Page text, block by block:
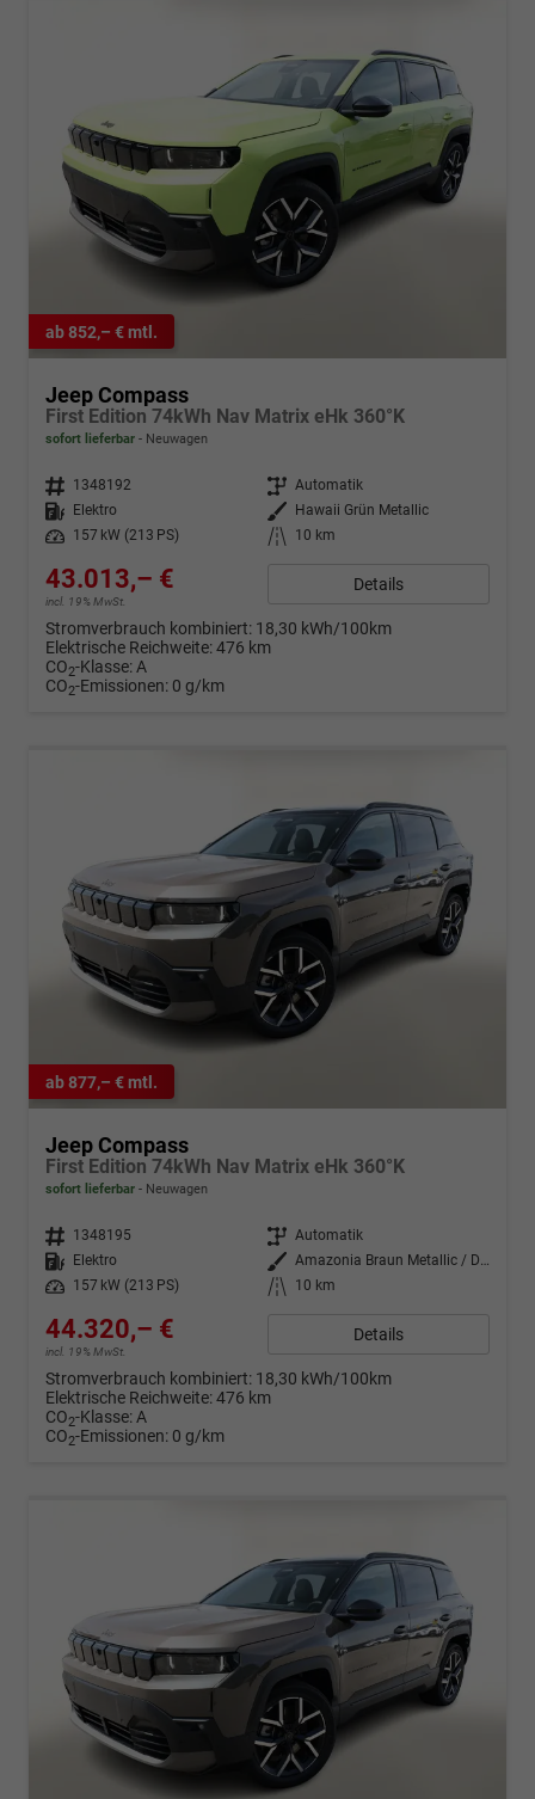
ab 852,– € mtl.
Jeep Compass
First Edition 74kWh Nav Matrix eHk 360°K
sofort lieferbar Neuwagen
Fahrzeugnr. 1348192 Getriebe Automatik
Kraftstoff
Elektro Außenfarbe
Hawaii Grün Metallic
Leistung
157 kW (213 PS) Kilometerstand 10 km
43.013,– €
incl. 19% MwSt.
Details
Stromverbrauch kombiniert: 18,30 kWh/100km
Elektrische Reichweite:476 km
CO2-Klasse:A
CO2-Emissionen: 0 g/km
ab 877,– € mtl.
Jeep Compass
First Edition 74kWh Nav Matrix eHk 360°K
sofort lieferbar Neuwagen
Fahrzeugnr. 1348195 Getriebe Automatik
Kraftstoff
Elektro Außenfarbe
Amazonia Braun Metallic / Dach:
Leistung
157 kW (213 PS) Kilometerstand 10 km
44.320,– €
incl. 19% MwSt.
Details
Stromverbrauch kombiniert: 18,30 kWh/100km
Elektrische Reichweite:476 km
CO2-Klasse:A
CO2-Emissionen: 0 g/km